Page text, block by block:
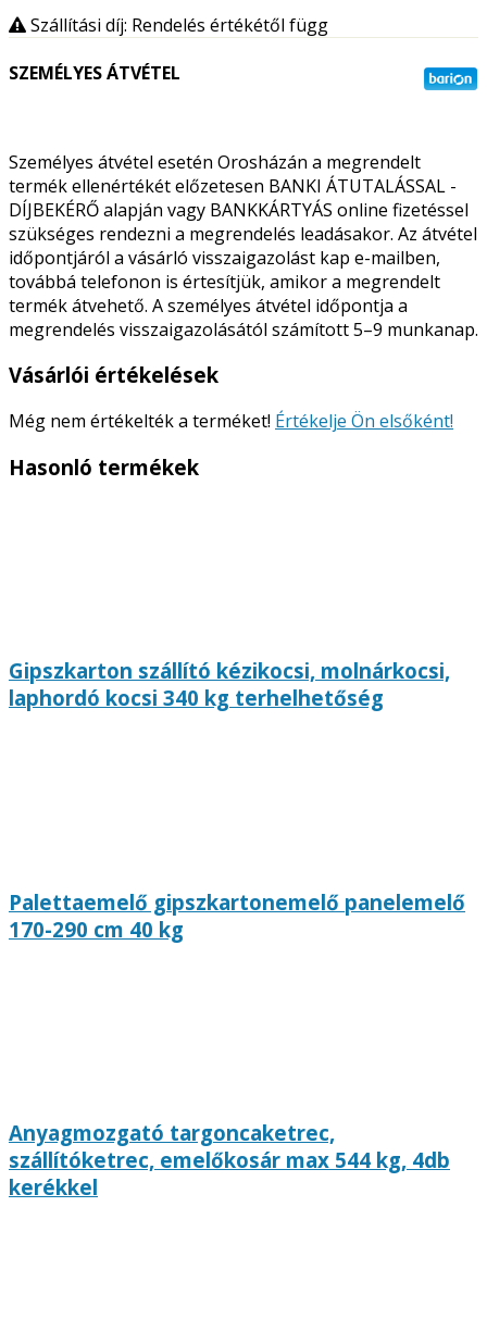
Szállítási díj: Rendelés értékétől függ
SZEMÉLYES ÁTVÉTEL
Személyes átvétel esetén Orosházán a megrendelt
termék ellenértékét előzetesen BANKI ÁTUTALÁSSAL -
DÍJBEKÉRŐ alapján vagy BANKKÁRTYÁS online fizetéssel
szükséges rendezni a megrendelés leadásakor. Az átvétel
időpontjáról a vásárló visszaigazolást kap e-mailben,
továbbá telefonon is értesítjük, amikor a megrendelt
termék átvehető. A személyes átvétel időpontja a
megrendelés visszaigazolásától számított 5–9 munkanap.
Vásárlói értékelések
Még nem értékelték a terméket! Értékelje Ön elsőként!
Hasonló termékek
Gipszkarton szállító kézikocsi, molnárkocsi,
laphordó kocsi 340 kg terhelhetőség
Palettaemelő gipszkartonemelő panelemelő
170-290 cm 40 kg
Anyagmozgató targoncaketrec,
szállítóketrec, emelőkosár max 544 kg, 4db
kerékkel